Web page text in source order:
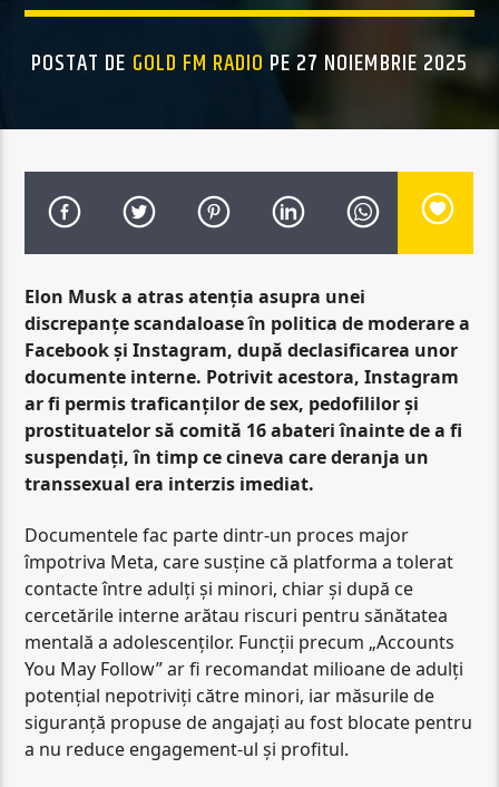
POSTAT DE GOLD FM RADIO PE 27 NOIEMBRIE 2025
Elon Musk a atras atenția asupra unei
discrepanțe scandaloase în politica de moderare a
Facebook și Instagram, după declasificarea unor
documente interne. Potrivit acestora, Instagram
ar fi permis traficanților de sex, pedofililor și
prostituatelor să comită 16 abateri înainte de a fi
suspendați, în timp ce cineva care deranja un
transsexual era interzis imediat.
Documentele fac parte dintr-un proces major
împotriva Meta, care susține că platforma a tolerat
contacte între adulți și minori, chiar și după ce
cercetările interne arătau riscuri pentru sănătatea
mentală a adolescenților. Funcții precum „Accounts
You May Follow” ar fi recomandat milioane de adulți
potențial nepotriviți către minori, iar măsurile de
siguranță propuse de angajați au fost blocate pentru
a nu reduce engagement-ul și profitul.